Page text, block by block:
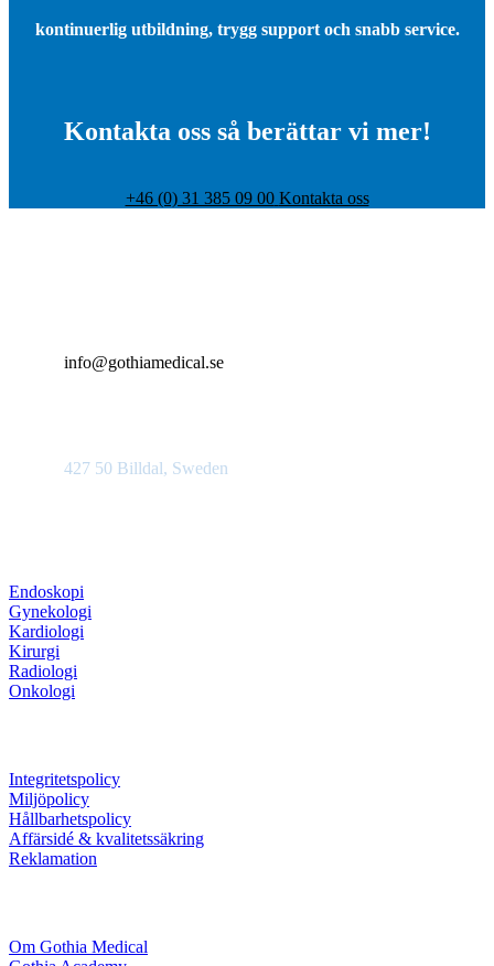
kontinuerlig utbildning, trygg support och snabb service.
Kontakta oss så berättar vi mer!
+46 (0) 31 385 09 00 Kontakta oss
info@gothiamedical.se
427 50 Billdal, Sweden
Endoskopi
Gynekologi
Kardiologi
Kirurgi
Radiologi
Onkologi
Integritetspolicy
Miljöpolicy
Hållbarhetspolicy
Affärsidé & kvalitetssäkring
Reklamation
Om Gothia Medical